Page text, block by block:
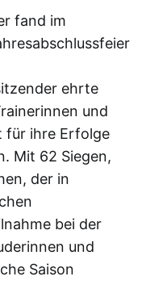
fand im
ehrte
und
für ihre Erfolge
Mit 62 Siegen,
der in
bei der
und
Saison